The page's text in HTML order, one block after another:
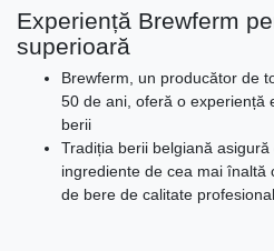
Experiență Brewferm
superioară
Brewferm, un producător de
50 de ani, oferă o experiență
berii
Tradiția berii belgiană
ingrediente de cea mai înaltă
de bere de calitate